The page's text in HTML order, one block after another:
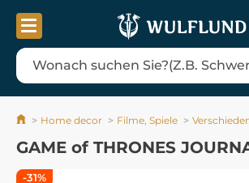
Home decor Filme, Spiele
GAME of THRONES
-31%